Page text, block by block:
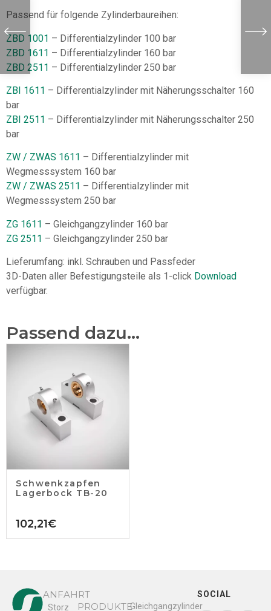
Passend für folgende Zylinderbaureihen:
ZBD 1001 – Differentialzylinder 100 bar
ZBD 1611 – Differentialzylinder 160 bar
ZBD 2511 – Differentialzylinder 250 bar
ZBI 1611 – Differentialzylinder mit Näherungsschalter 160
bar
ZBI 2511 – Differentialzylinder mit Näherungsschalter 250
bar
ZW / ZWAS 1611 – Differentialzylinder mit
Wegmesssystem 160 bar
ZW / ZWAS 2511 – Differentialzylinder mit
Wegmesssystem 250 bar
ZG 1611 – Gleichgangzylinder 160 bar
ZG 2511 – Gleichgangzylinder 250 bar
Lieferumfang: inkl. Schrauben und Passfeder
3D-Daten aller Befestigungsteile als 1-click Download
verfügbar.
Passend dazu...
Schwenkzapfen
Lagerbock TB-20
102,21€
ANFAHRT
Storz PRODUKTEGleichgangzylinder
SOCIAL